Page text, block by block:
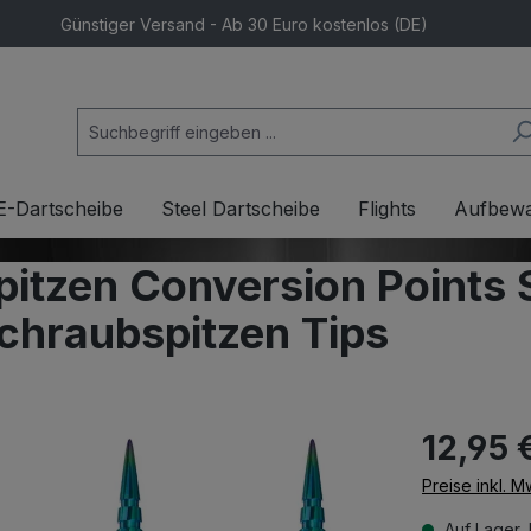
Günstiger Versand - Ab 30 Euro kostenlos (DE)
Dartscheibe Steel Dartscheibe Flights
Conversion Points
Tips
12,95
Preise inkl.